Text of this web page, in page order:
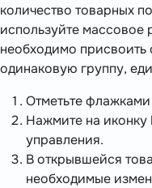
количество товарных
используйте массовое
необходимо присвоить
одинаковую группу,
Отметьте
Нажмите на иконку
управления.
В открывшейся
необходимые